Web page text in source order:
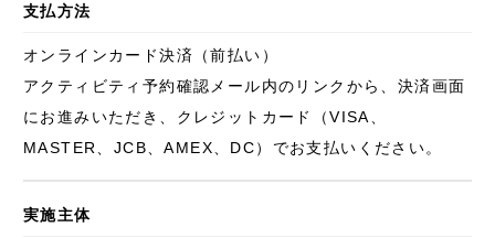
支払方法
オンラインカード決済（前払い）
アクティビティ予約確認メール内のリンクから、決済画面
にお進みいただき、クレジットカード（VISA、
MASTER、JCB、AMEX、DC）でお支払いください。
実施主体